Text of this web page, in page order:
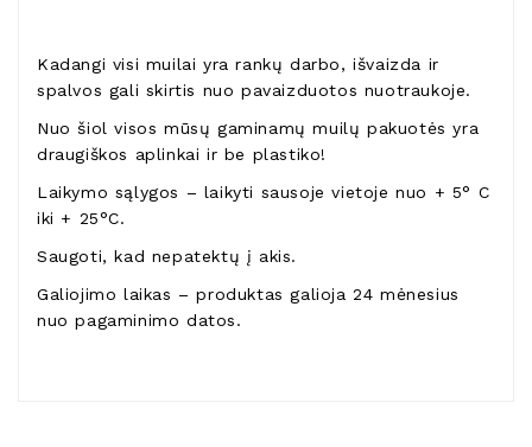
Kadangi visi muilai yra rankų darbo, išvaizda ir
spalvos gali skirtis nuo pavaizduotos nuotraukoje.
Nuo šiol visos mūsų gaminamų muilų pakuotės yra
draugiškos aplinkai ir be plastiko!
Laikymo sąlygos – laikyti sausoje vietoje nuo + 5° C
iki + 25°C.
Saugoti, kad nepatektų į akis.
Galiojimo laikas – produktas galioja 24 mėnesius
nuo pagaminimo datos.